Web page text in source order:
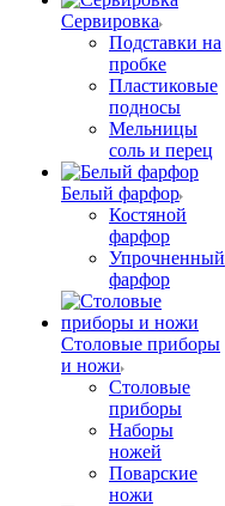
Сервировка
Подставки на
пробке
Пластиковые
подносы
Мельницы
соль и перец
Белый фарфор
Костяной
фарфор
Упрочненный
фарфор
Столовые приборы
и ножи
Столовые
приборы
Наборы
ножей
Поварские
ножи